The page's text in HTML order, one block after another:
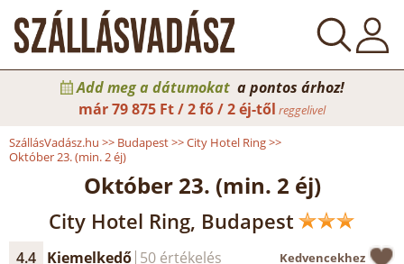
Add meg a dátumokat a pontos árhoz!
már79 875 Ft / 2 fő / 2 éj-től reggelivel
SzállásVadász.hu >> Budapest>>City Hotel Ring>>
Október 23. (min. 2 éj)
Október 23. (min. 2 éj)
City Hotel Ring, Budapest
4.4 Kiemelkedő 50 értékelés Kedvencekhez